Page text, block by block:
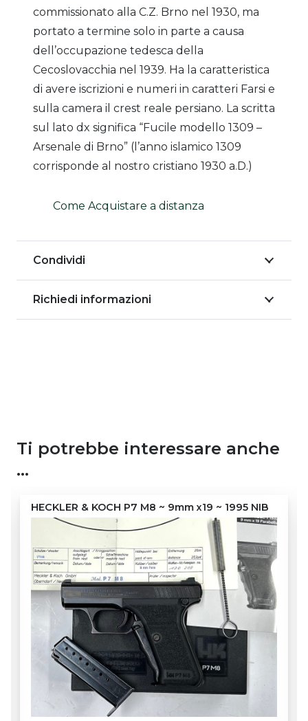
commissionato alla C.Z. Brno nel 1930, ma
portato a termine solo in parte a causa
dell’occupazione tedesca della
Cecoslovacchia nel 1939. Ha la caratteristica
di avere iscrizioni e numeri in caratteri Farsi e
sulla camera il crest reale persiano. La scritta
sul lato dx significa “Fucile modello 1309 –
Arsenale di Brno” (l’anno islamico 1309
corrisponde al nostro cristiano 1930 a.D.)
Come Acquistare a distanza
Condividi
Richiedi informazioni
Ti potrebbe interessare anche
…
STAR Modelo Militar 1921 “Guardia Civil”